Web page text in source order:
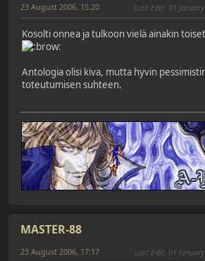
23 August 2006, 15:20 Last Edit: 01
Kosolti onnea ja tulkoon vielä ainakin
Antologia olisi kiva, mutta hyvin
toteutumisen suhteen.
MASTER-88
23 August 2006, 17:17 Last Edit: 01